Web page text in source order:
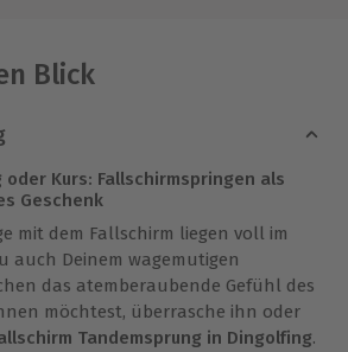
Blick
oder Kurs: Fallschirmspringen als
Geschenk
mit dem Fallschirm liegen voll im
auch Deinem wagemutigen
das atemberaubende Gefühl des
möchtest, überrasche ihn oder
Tandemsprung in Dingolfing.